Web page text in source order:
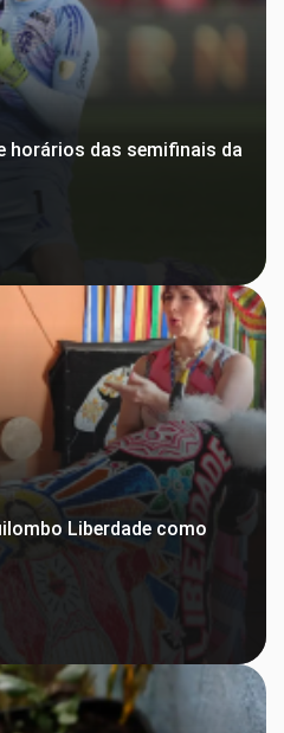
horários das semifinais da
Liberdade como